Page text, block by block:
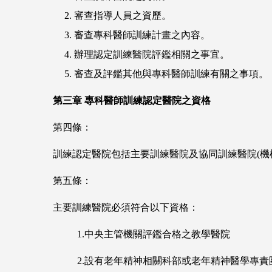
2. 審查指導人員之資歷。
3. 審查專科醫師訓練計畫之內容。
4. 辦理認定訓練醫院評鑑相關之事宜。
5. 審查及評鑑其他與專科醫師訓練有關之事項。
第三章 專科醫師訓練認定醫院之資格
第四條：
訓練認定醫院包括主要訓練醫院及協同訓練醫院(機
第五條：
主要訓練醫院必須符合以下資格：
1.中央主管機關評鑑合格之教學醫院
2.設有老年精神相關科部或老年精神醫學專責